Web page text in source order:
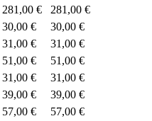
281,00 €
281,00 €
30,00 €
30,00 €
31,00 €
31,00 €
51,00 €
51,00 €
31,00 €
31,00 €
39,00 €
39,00 €
57,00 €
57,00 €